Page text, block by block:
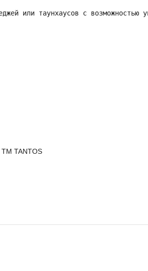
или таунхаусов с возможностью
ТМ TANTOS